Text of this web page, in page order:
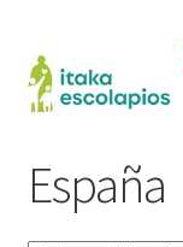
a
la
al
contenido
España